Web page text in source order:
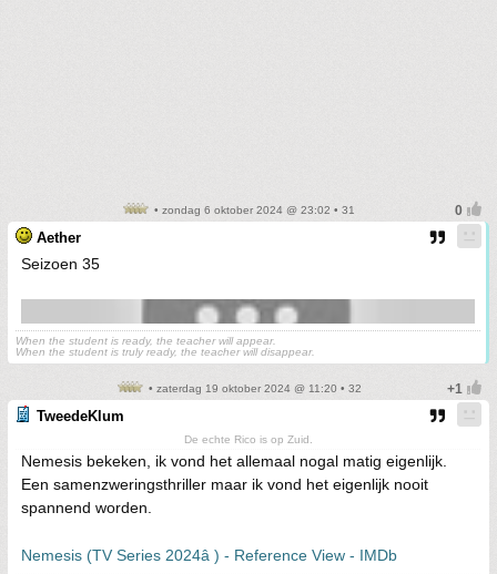
• zondag 6 oktober 2024 @ 23:02 • 31
Aether
Seizoen 35
When the student is ready, the teacher will appear.
When the student is truly ready, the teacher will disappear.
• zaterdag 19 oktober 2024 @ 11:20 • 32
TweedeKlum
De echte Rico is op Zuid.
Nemesis bekeken, ik vond het allemaal nogal matig eigenlijk.
Een samenzweringsthriller maar ik vond het eigenlijk nooit
spannend worden.
Nemesis (TV Series 2024â ) - Reference View - IMDb